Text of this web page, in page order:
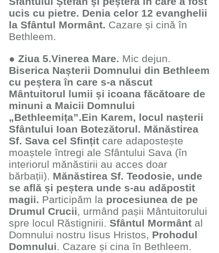
ucis cu pietre. Denia celor 12 evanghelii
la Sfântul Mormânt. Cazare și cină în
Bethleem.
● Ziua 5.Vinerea Mare. Mic dejun.
Biserica Nașterii Domnului din Bethleem
cu peștera în care s-a născut
Mântuitorul lumii și icoana făcătoare de
minuni a Maicii Domnului
„Bethleemița”.Ein Karem, locul nașterii
Sfântului Ioan Botezătorul. Mănăstirea
Sf. Sava cel Sfințit care adapostește
moaștele întregi ale Sfântului Sava (în
interiorul mănăstirii au acces doar
bărbații). Mănăstirea Sf. Teodosie, unde
se află și peștera unde s-au adăpostit
magii. Participăm la procesiunea de pe
Drumul Crucii, urmând pașii Mântuitorului
spre locul Răstignirii. Sfântul Mormânt al
Domnului nostru Iisus Hristos, Prohodul
Domnului. Cazare și cina în Bethleem.